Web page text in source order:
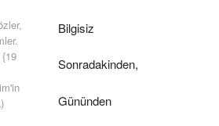
Bilgisiz
Sonradakinden,
Gününden